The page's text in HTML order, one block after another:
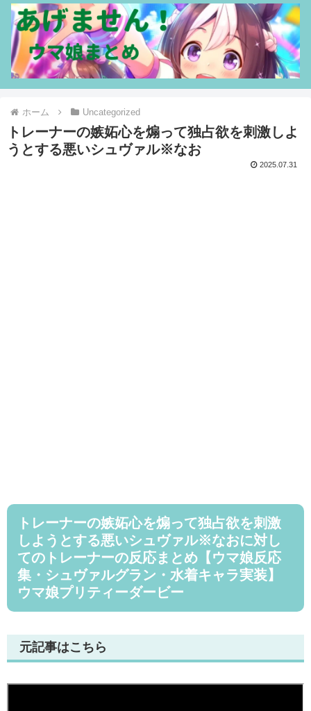
ホーム Uncategorized
トレーナーの嫉妬心を煽って独占欲を刺激しよ
うとする悪いシュヴァル※なお
2025.07.31
トレーナーの嫉妬心を煽って独占欲を刺激
しようとする悪いシュヴァル※なおに対し
てのトレーナーの反応まとめ【ウマ娘反応
集・シュヴァルグラン・水着キャラ実装】
ウマ娘プリティーダービー
元記事はこちら